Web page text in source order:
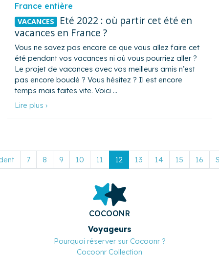
France entière
VACANCES Eté 2022 : où partir cet été en
vacances en France ?
Vous ne savez pas encore ce que vous allez faire cet
été pendant vos vacances ni où vous pourriez aller ?
Le projet de vacances avec vos meilleurs amis n’est
pas encore bouclé ? Vous hésitez ? Il est encore
temps mais faites vite. Voici …
Lire plus ›
7 8 9 10 11 12 13 14 15 16
COCOONR
Voyageurs
Pourquoi réserver sur Cocoonr ?
Cocoonr Collection